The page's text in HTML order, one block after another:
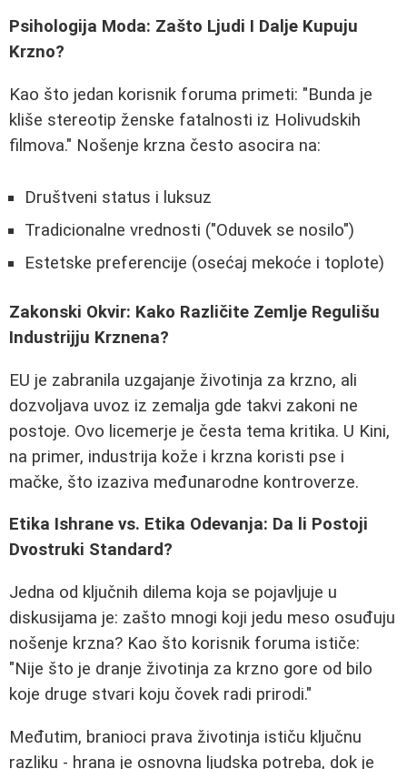
Psihologija Moda: Zašto Ljudi I Dalje Kupuju
Krzno?
Kao što jedan korisnik foruma primeti: "Bunda je
kliše stereotip ženske fatalnosti iz Holivudskih
filmova." Nošenje krzna često asocira na:
Društveni status i luksuz
Tradicionalne vrednosti ("Oduvek se nosilo")
Estetske preferencije (osećaj mekoće i toplote)
Zakonski Okvir: Kako Različite Zemlje Regulišu
Industrijju Krznena?
EU je zabranila uzgajanje životinja za krzno, ali
dozvoljava uvoz iz zemalja gde takvi zakoni ne
postoje. Ovo licemerje je česta tema kritika. U Kini,
na primer, industrija kože i krzna koristi pse i
mačke, što izaziva međunarodne kontroverze.
Etika Ishrane vs. Etika Odevanja: Da li Postoji
Dvostruki Standard?
Jedna od ključnih dilema koja se pojavljuje u
diskusijama je: zašto mnogi koji jedu meso osuđuju
nošenje krzna? Kao što korisnik foruma ističe:
"Nije što je dranje životinja za krzno gore od bilo
koje druge stvari koju čovek radi prirodi."
Međutim, branioci prava životinja ističu ključnu
razliku - hrana je osnovna ljudska potreba, dok je